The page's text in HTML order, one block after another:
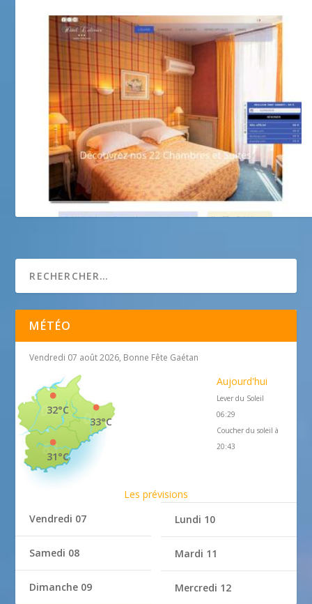
MÉTÉO
Vendredi 07 août 2026, Bonne Fête Gaétan
33°C
32°C
31°C
Aujourd'hui
Lever du Soleil
06:29
Coucher du soleil à
20:43
Les prévisions
Vendredi 07
Samedi 08
Dimanche 09
Lundi 10
Mardi 11
Mercredi 12